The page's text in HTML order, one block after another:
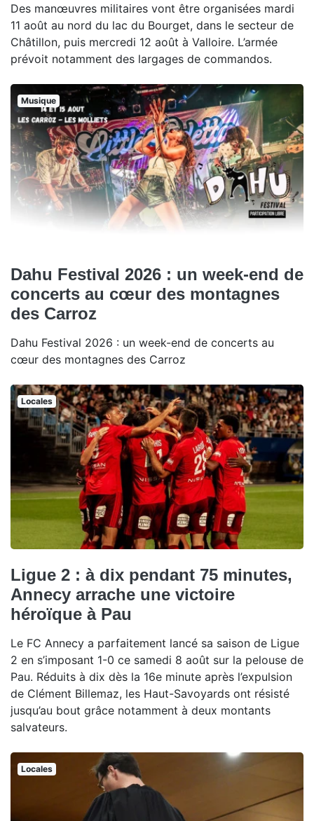
Des manœuvres militaires vont être organisées mardi
11 août au nord du lac du Bourget, dans le secteur de
Châtillon, puis mercredi 12 août à Valloire. L’armée
prévoit notamment des largages de commandos.
Musique
Dahu Festival 2026 : un week-end de
concerts au cœur des montagnes
des Carroz
Dahu Festival 2026 : un week-end de concerts au
cœur des montagnes des Carroz
Locales
Ligue 2 : à dix pendant 75 minutes,
Annecy arrache une victoire
héroïque à Pau
Le FC Annecy a parfaitement lancé sa saison de Ligue
2 en s’imposant 1-0 ce samedi 8 août sur la pelouse de
Pau. Réduits à dix dès la 16e minute après l’expulsion
de Clément Billemaz, les Haut-Savoyards ont résisté
jusqu’au bout grâce notamment à deux montants
salvateurs.
Locales